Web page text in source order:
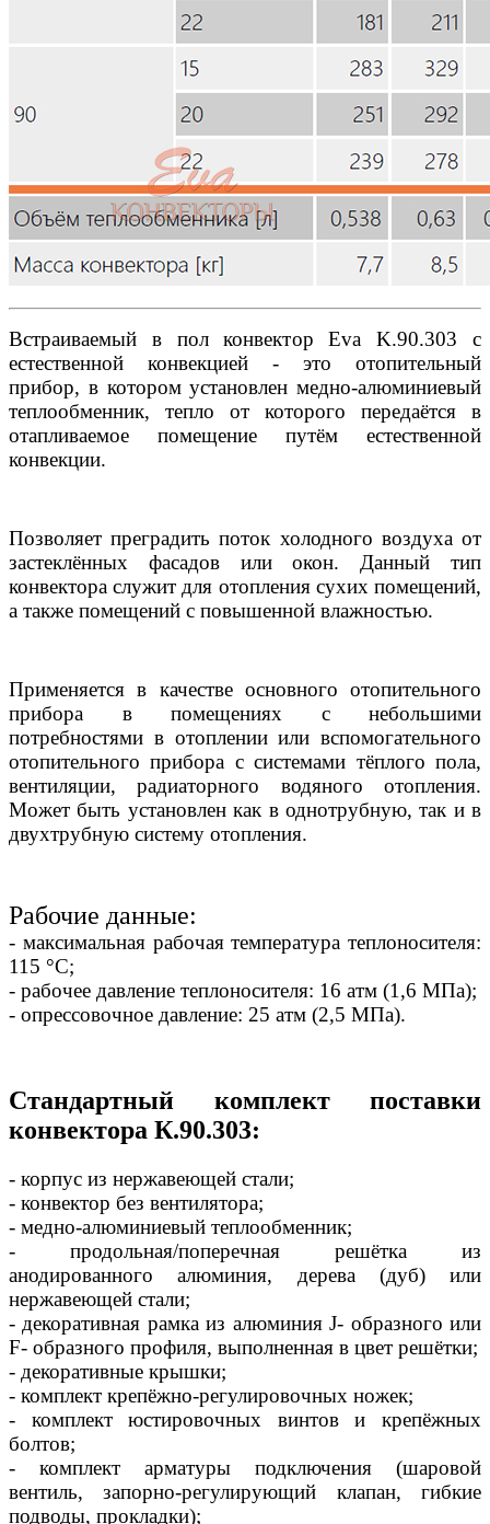
Встраиваемый в пол конвектор Eva K.90.303 с
естественной конвекцией - это отопительный
прибор, в котором установлен медно-алюминиевый
теплообменник, тепло от которого передаётся в
отапливаемое помещение путём естественной
конвекции.
Позволяет преградить поток холодного воздуха от
застеклённых фасадов или окон. Данный тип
конвектора служит для отопления сухих помещений,
а также помещений с повышенной влажностью.
Применяется в качестве основного отопительного
прибора в помещениях с небольшими
потребностями в отоплении или вспомогательного
отопительного прибора с системами тёплого пола,
вентиляции, радиаторного водяного отопления.
Может быть установлен как в однотрубную, так и в
двухтрубную систему отопления.
Рабочие данные:
- максимальная рабочая температура теплоносителя:
115 °С;
- рабочее давление теплоносителя: 16 атм (1,6 МПа);
- опрессовочное давление: 25 атм (2,5 МПа).
Стандартный комплект поставки
конвектора К.90.303:
- корпус из нержавеющей стали;
- конвектор без вентилятора;
- медно-алюминиевый теплообменник;
- продольная/поперечная решётка из
анодированного алюминия, дерева (дуб) или
нержавеющей стали;
- декоративная рамка из алюминия J- образного или
F- образного профиля, выполненная в цвет решётки;
- декоративные крышки;
- комплект крепёжно-регулировочных ножек;
- комплект юстировочных винтов и крепёжных
болтов;
- комплект арматуры подключения (шаровой
вентиль, запорно-регулирующий клапан, гибкие
подводы, прокладки);